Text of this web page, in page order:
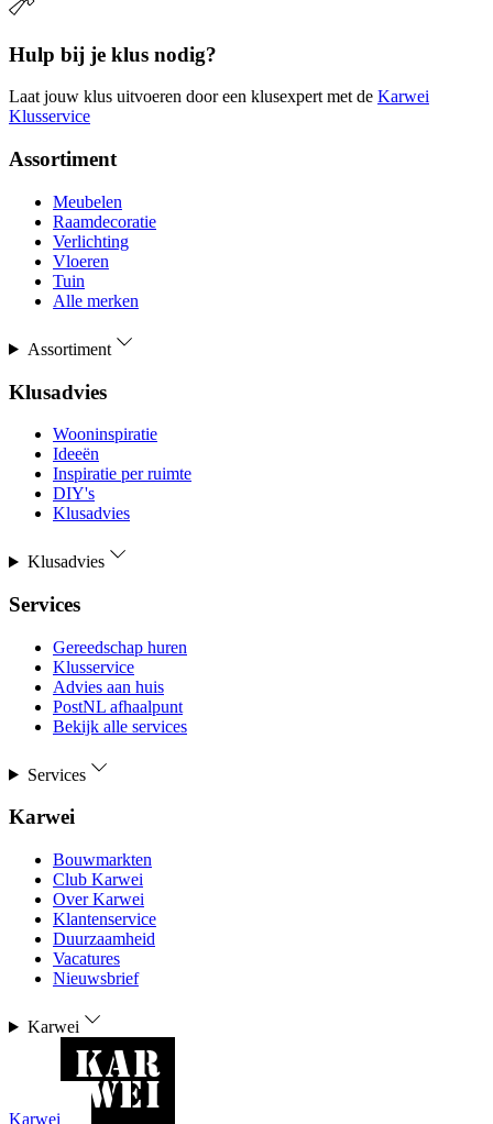
Hulp bij je klus nodig?
Laat jouw klus uitvoeren door een klusexpert met de Karwei
Klusservice
Assortiment
Meubelen
Raamdecoratie
Verlichting
Vloeren
Tuin
Alle merken
Assortiment
Klusadvies
Wooninspiratie
Ideeën
Inspiratie per ruimte
DIY's
Klusadvies
Klusadvies
Services
Gereedschap huren
Klusservice
Advies aan huis
PostNL afhaalpunt
Bekijk alle services
Services
Karwei
Bouwmarkten
Club Karwei
Over Karwei
Klantenservice
Duurzaamheid
Vacatures
Nieuwsbrief
Karwei
Karwei